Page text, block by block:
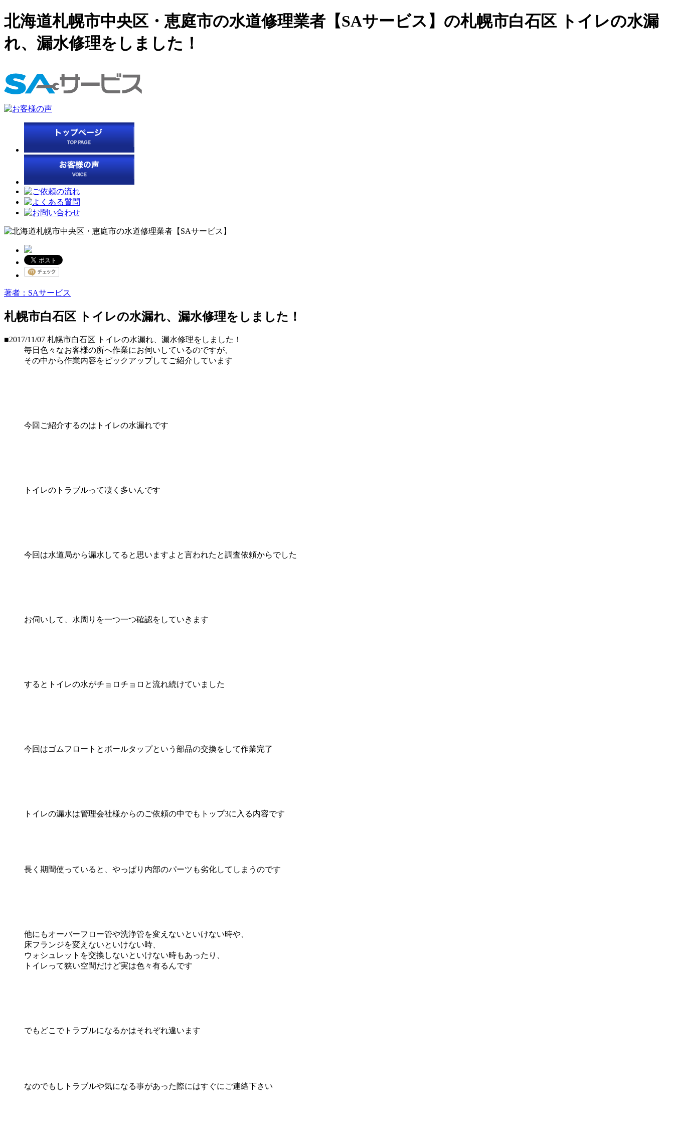
北海道札幌市中央区・恵庭市の水道修理業者【SAサービス】の札幌市白石区 トイレの水漏
れ、漏水修理をしました！
著者：SAサービス
札幌市白石区 トイレの水漏れ、漏水修理をしました！
■2017/11/07 札幌市白石区 トイレの水漏れ、漏水修理をしました！
毎日色々なお客様の所へ作業にお伺いしているのですが、
その中から作業内容をピックアップしてご紹介しています
今回ご紹介するのはトイレの水漏れです
トイレのトラブルって凄く多いんです
今回は水道局から漏水してると思いますよと言われたと調査依頼からでした
お伺いして、水周りを一つ一つ確認をしていきます
するとトイレの水がチョロチョロと流れ続けていました
今回はゴムフロートとボールタップという部品の交換をして作業完了
トイレの漏水は管理会社様からのご依頼の中でもトップ3に入る内容です
長く期間使っていると、やっぱり内部のパーツも劣化してしまうのです
他にもオーバーフロー管や洗浄管を変えないといけない時や、
床フランジを変えないといけない時、
ウォシュレットを交換しないといけない時もあったり、
トイレって狭い空間だけど実は色々有るんです
でもどこでトラブルになるかはそれぞれ違います
なのでもしトラブルや気になる事があった際にはすぐにご連絡下さい